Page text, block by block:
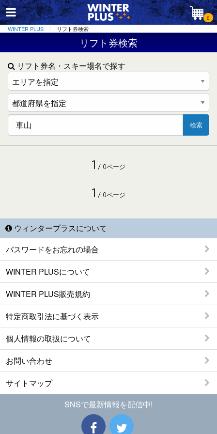
0
WINTER PLUS リフト券検索
リフト券検索
リフト券名・スキー場名で探す
検索
1 / 0ページ
1 / 0ページ
ウィンタープラスについて
パスワードをお忘れの場合
WINTER PLUSについて
WINTER PLUS販売規約
特定商取引法に基づく表示
個人情報の取扱について
お問い合わせ
サイトマップ
SNSで最新情報を配信中!